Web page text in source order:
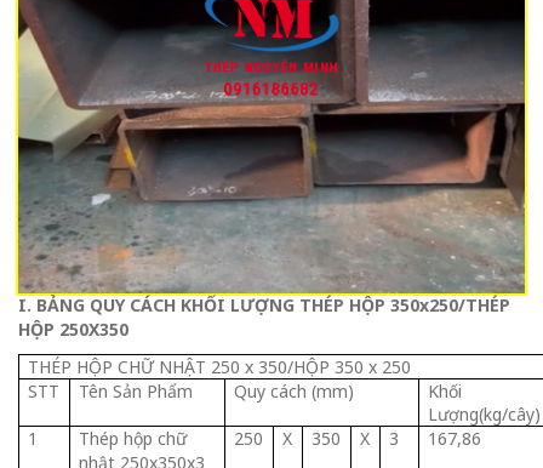
I. BẢNG QUY CÁCH KHỐI LƯỢNG THÉP HỘP 350x250/THÉP
HỘP 250X350
THÉP HỘP CHỮ NHẬT 250 x 350/HỘP 350 x 250
STT
Tên Sản Phẩm Quy cách (mm)
Khối
Lượng(kg/cây)
1
Thép hộp chữ
nhật 250x350x3
250 X 350 X 3 167,86